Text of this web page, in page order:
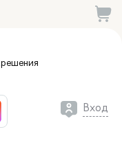
решения
Вход